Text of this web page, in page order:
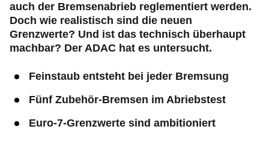
auch der Bremsenabrieb reglementiert werden.
Doch wie realistisch sind die neuen
Grenzwerte? Und ist das technisch überhaupt
machbar? Der ADAC hat es untersucht.
Feinstaub entsteht bei jeder Bremsung
Fünf Zubehör-Bremsen im Abriebstest
Euro-7-Grenzwerte sind ambitioniert